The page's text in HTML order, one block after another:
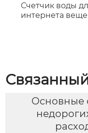
Счетчик воды
интернета
Основные